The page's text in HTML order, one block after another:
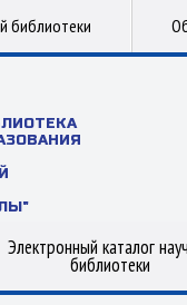
библиотеки
Электронный каталог
библиотеки